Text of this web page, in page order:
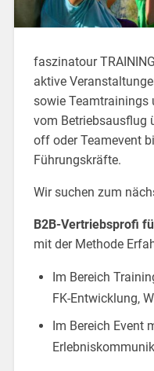
faszinatour
aktive
sowie Teamtrainings
vom Betriebsausflug
off oder Teamevent
Führungskräfte.
Wir suchen zum
B2B-Vertriebsprofi
mit der Methode
Im Bereich
FK-Entwicklung,
Im Bereich Event